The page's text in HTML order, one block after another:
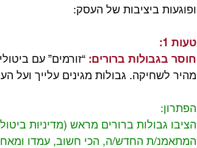
ופוגעות ביציבות של העסק:
טעות 1:
חוסר בגבולות ברורים:
מהיר לשחיקה. גבולות מגינים עלייך ועל
הפתרון:
הציבו גבולות ברורים מראש (מדיניות
המתאמנ/ת החדש/ה, הכי חשוב, עמדו